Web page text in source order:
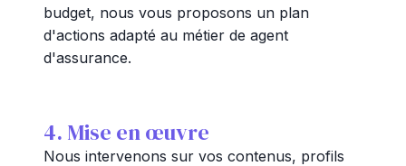
budget, nous vous proposons un plan
d'actions adapté au métier de agent
d'assurance.
4. Mise en œuvre
Nous intervenons sur vos contenus, profils